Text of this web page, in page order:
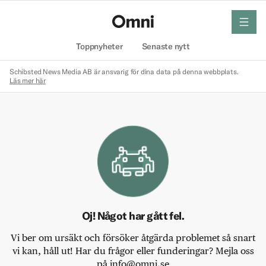
Toppnyheter Senaste nytt
meny
Schibsted News Media AB är ansvarig för dina data på denna webbplats.
Läs mer här
Oj! Något har gått fel.
Vi ber om ursäkt och försöker åtgärda problemet så snart
vi kan, håll ut! Har du frågor eller funderingar? Mejla oss